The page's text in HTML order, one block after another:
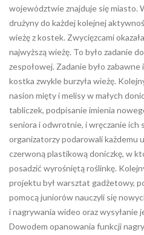
województwie znajduje się miasto.
drużyny do każdej kolejnej
wieżę z kostek. Zwycięzcami
najwyższą wieżę. To było zadanie
zespołowej. Zadanie było
kostka zwykle burzyła wieżę.
nasion mięty i melisy w małych
tabliczek, podpisanie imienia
seniora i odwrotnie, i wręczanie ich
organizatorzy podarowali każdemu
czerwoną plastikową doniczkę, w
posadzić wyrośniętą roślinkę.
projektu był warsztat gadżetowy,
pomocą juniorów nauczyli się
i nagrywania wideo oraz wysyłanie
Dowodem opanowania funkcji